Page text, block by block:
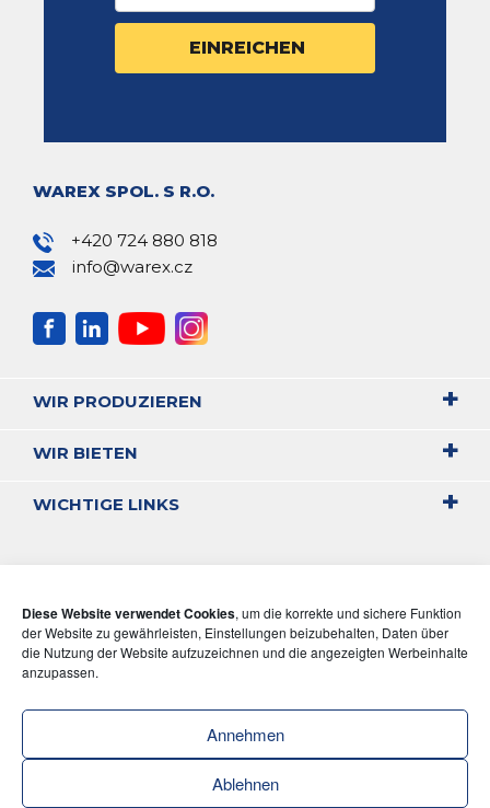
Diese Website verwendet Cookies, um die korrekte und sichere Funktion
der Website zu gewährleisten, Einstellungen beizubehalten, Daten über
die Nutzung der Website aufzuzeichnen und die angezeigten Werbeinhalte
anzupassen.
Annehmen
Ablehnen
WAREX SPOL. S R.O.
+420 724 880 818
info@warex.cz
WIR PRODUZIEREN
WIR BIETEN
WICHTIGE LINKS